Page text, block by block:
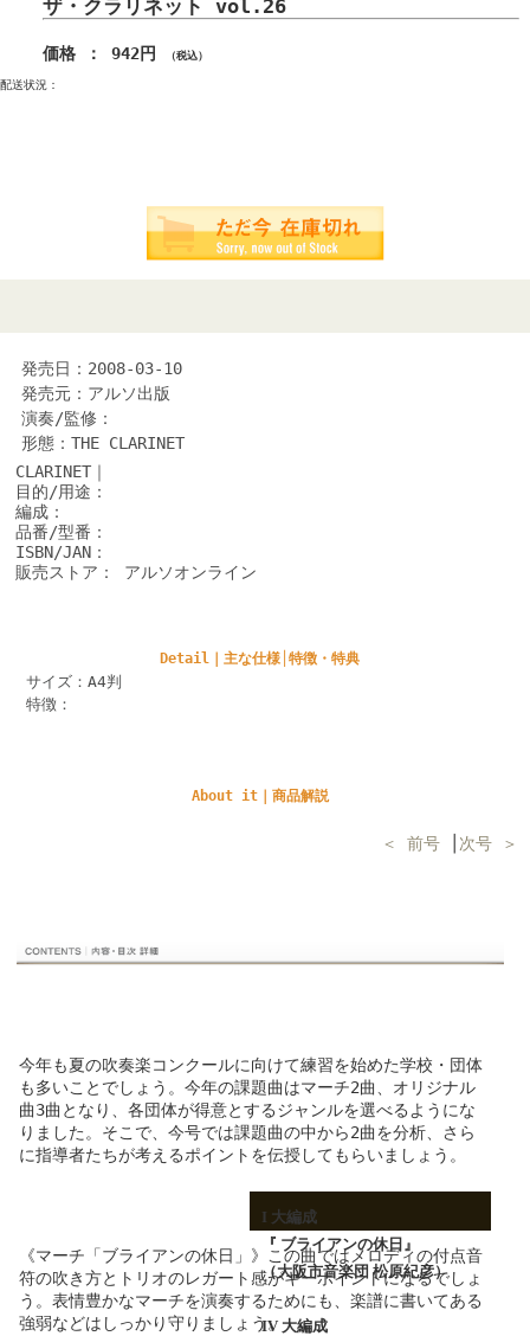
ザ・クラリネット vol.26
価格 ： 942円 （税込）
配送状況：
発売日：2008-03-10
発売元：アルソ出版
演奏/監修：
形態：THE CLARINET
CLARINET｜
目的/用途：
編成：
品番/型番：
ISBN/JAN：
販売ストア： アルソオンライン
Detail｜主な仕様│特徴・特典
サイズ：A4判
特徴：
About it｜商品解説
＜ 前号 次号 ＞
今年も夏の吹奏楽コンクールに向けて練習を始めた学校・団体
も多いことでしょう。今年の課題曲はマーチ2曲、オリジナル
曲3曲となり、各団体が得意とするジャンルを選べるようにな
りました。そこで、今号では課題曲の中から2曲を分析、さら
に指導者たちが考えるポイントを伝授してもらいましょう。
I 大編成
『 ブライアンの休日』
（大阪市音楽団 松原紀彦）
IV 大編成
《マーチ「ブライアンの休日」》この曲ではメロディの付点音
符の吹き方とトリオのレガート感がキーポイントになるでしょ
う。表情豊かなマーチを演奏するためにも、楽譜に書いてある
強弱などはしっかり守りましょう。